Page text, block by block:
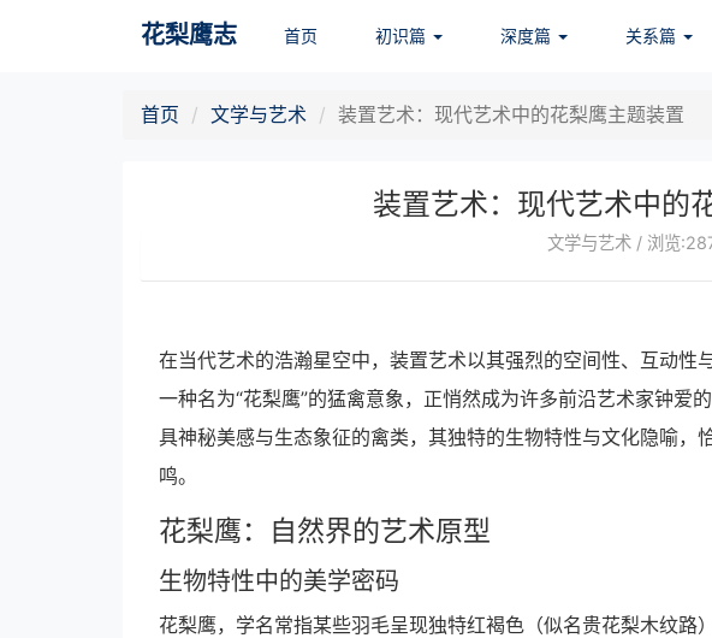
花梨鹰志 首页 初识篇 深度篇 关系篇
首页 文学与艺术 装置艺术：现代艺术中的花梨鹰主题装置
装置艺术：现代艺术中的
文学与艺术 / 浏览
在当代艺术的浩瀚星空中，装置艺术以其强烈的空间性、互动性
一种名为“花梨鹰”的猛禽意象，正悄然成为许多前沿艺术家钟
具神秘美感与生态象征的禽类，其独特的生物特性与文化隐喻，
鸣。
花梨鹰：自然界的艺术原型
生物特性中的美学密码
花梨鹰，学名常指某些羽毛呈现独特红褐色（似名贵花梨木纹路